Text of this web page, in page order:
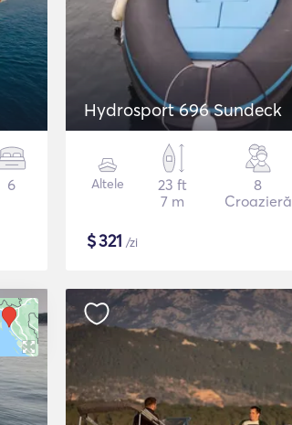
6
Hydrosport 696 Sundeck
Altele
23 ft
7 m
8
Croazieră
$321 /zi